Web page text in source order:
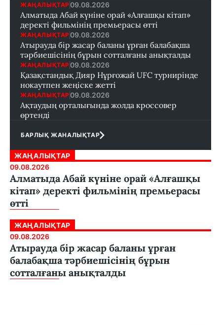
ЖАҢАЛЫҚТАР 09.08.2026
Алматыда Абай күніне орай «Алғашқы кітап»
деректі фильмінің премьерасы өтті
ЖАҢАЛЫҚТАР 09.08.2026
Атырауда бір жасар баланы ұрған балабақша
тәрбиешісінің бұрын сотталғаны анықталды
ЖАҢАЛЫҚТАР 09.08.2026
Қазақстандық Дияр Нұрғожай UFC турнирінде
нокаутпен жеңіске жетті
ЖАҢАЛЫҚТАР 09.08.2026
Ақтаудың орталығында жолда кроссовер
өртенді
БАРЛЫҚ ЖАНАЛЫҚТАР
ЖАҢАЛЫҚТАР
09.08.2026
Алматыда Абай күніне орай «Алғашқы
кітап» деректі фильмінің премьерасы
өтті
ЖАҢАЛЫҚТАР
09.08.2026
Атырауда бір жасар баланы ұрған
балабақша тәрбиешісінің бұрын
сотталғаны анықталды